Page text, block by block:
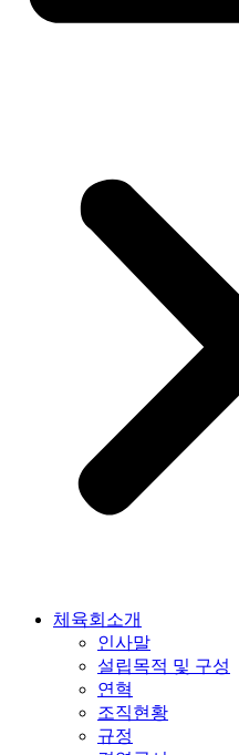
체육회소개
인사말
설립목적 및 구성
연혁
조직현황
규정